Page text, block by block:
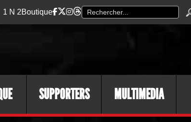
1 N 2Boutique
SUPPORTERS MULTIMEDIA